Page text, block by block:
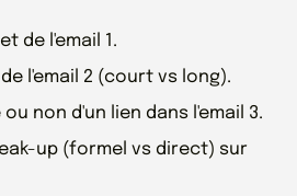
de l'email 1.
l'email 2 (court vs long).
non d'un lien dans l'email 3.
up (formel vs direct) sur